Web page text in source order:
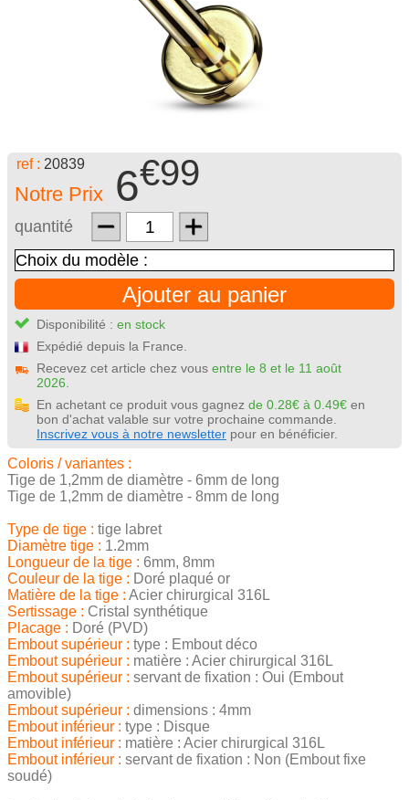
ref : 20839
Notre Prix 6€99
quantité
Ajouter au panier
Disponibilité : en stock
Expédié depuis la France.
Recevez cet article chez vous entre le 8 et le 11 août
2026.
En achetant ce produit vous gagnez de 0.28€ à 0.49€ en
bon d'achat valable sur votre prochaine commande.
Inscrivez vous à notre newsletter pour en bénéficier.
Coloris / variantes :
Tige de 1,2mm de diamètre - 6mm de long
Tige de 1,2mm de diamètre - 8mm de long
Type de tige : tige labret
Diamètre tige : 1.2mm
Longueur de la tige : 6mm, 8mm
Couleur de la tige : Doré plaqué or
Matière de la tige : Acier chirurgical 316L
Sertissage : Cristal synthétique
Placage : Doré (PVD)
Embout supérieur : type : Embout déco
Embout supérieur : matière : Acier chirurgical 316L
Embout supérieur : servant de fixation : Oui (Embout
amovible)
Embout supérieur : dimensions : 4mm
Embout inférieur : type : Disque
Embout inférieur : matière : Acier chirurgical 316L
Embout inférieur : servant de fixation : Non (Embout fixe
soudé)